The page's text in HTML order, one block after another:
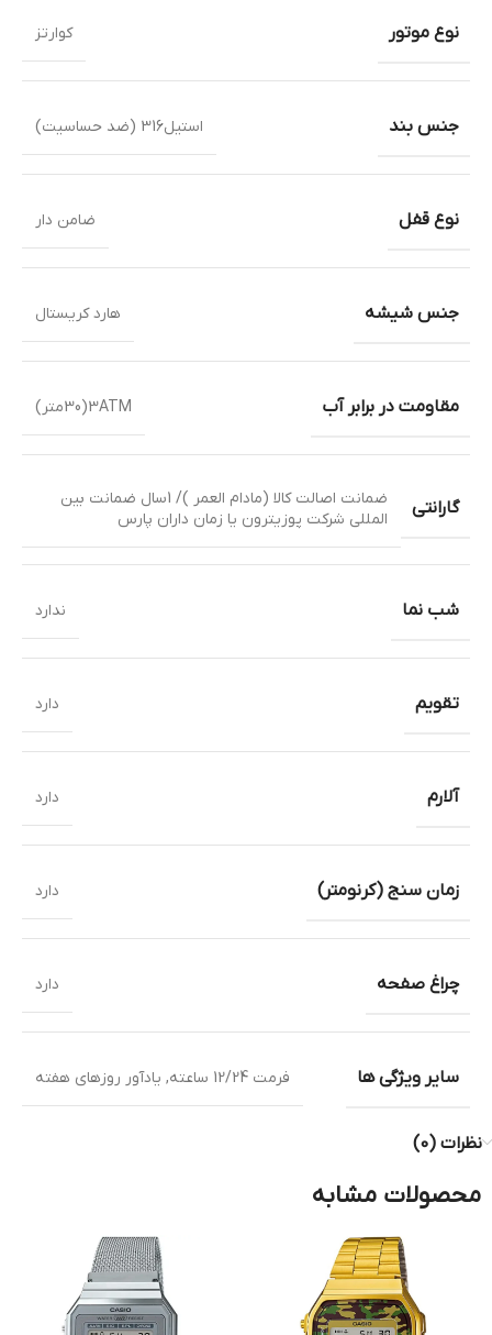
نوع موتور کوارتز
جنس بند استیل316 (ضد حساسیت)
نوع قفل ضامن دار
جنس شیشه هارد کریستال
مقاومت در برابر آب 3ATM(30متر)
گارانتی
ضمانت اصالت کالا (مادام العمر )/ 1سال ضمانت بین
المللی شرکت پوزیترون یا زمان داران پارس
شب نما ندارد
تقویم دارد
آلارم دارد
زمان سنج (کرنومتر) دارد
چراغ صفحه دارد
سایر ویژگی ها فرمت 12/24 ساعته , یادآور روزهای هفته
نظرات (0)
محصولات مشابه